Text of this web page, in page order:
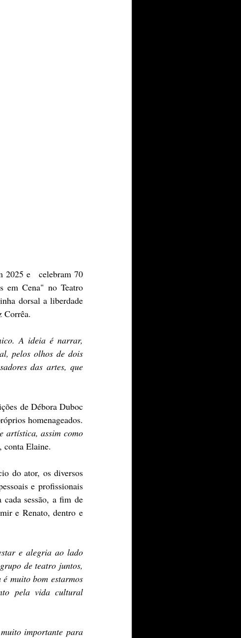
em Cena" no Teatro
dorsal a liberdade
Corrêa.
A ideia é narrar,
pelos olhos de dois
das artes, que
artística, assim como
, conta Elaine.
do ator, os diversos
e profissionais
sessão, a fim de
e Renato, dentro e
e alegria ao lado
de teatro juntos,
muito bom estarmos
pela vida cultural
importante para